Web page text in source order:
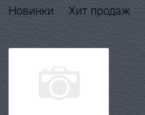
Новинки Хит продаж